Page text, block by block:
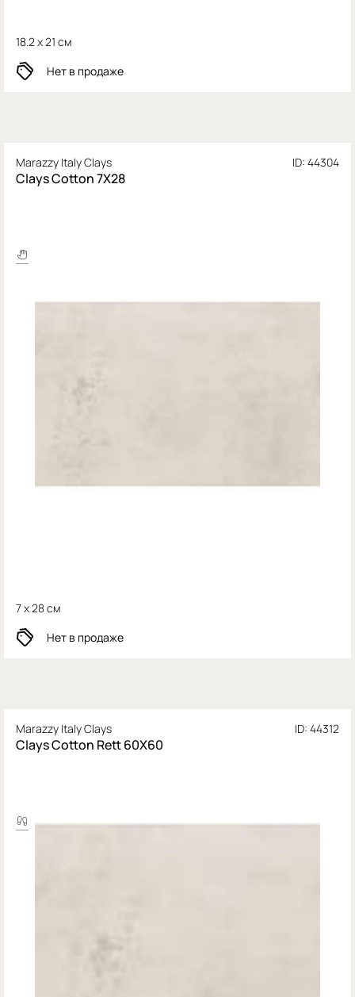
18.2 x 21 см
Нет в продаже
Marazzy Italy Clays ID: 44304
Clays Cotton 7X28
7 x 28 см
Нет в продаже
Marazzy Italy Clays ID: 44312
Clays Cotton Rett 60X60